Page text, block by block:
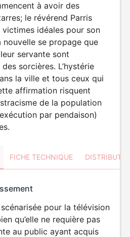
à avoir des
le révérend Parris
idéales pour son
nouvelle se propage que
servante sont
sorcières. L’hystérie
la ville et tous ceux qui
affirmation risquent
de la population
par pendaison)
FICHE TECHNIQUE
DÉCONSEILLÉ
AUX JEUNES
ENFANTS
pour la télévision
qu’elle ne requière pas
au public ayant acquis